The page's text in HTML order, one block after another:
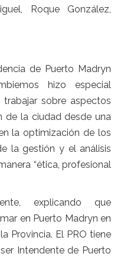
Roque González,
de Puerto Madryn
hizo especial
sobre aspectos
de la ciudad desde una
la optimización de los
la gestión y el análisis
“ética, profesional
explicando que
en Puerto Madryn en
Provincia. El PRO tiene
Intendente de Puerto